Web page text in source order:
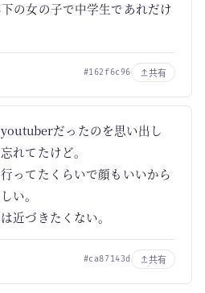
の女の子で中学生であれだけ
#162f6c96 共有
だったのを思い出し
れてたけど。
ってたくらいで顔もいいから
い。
近づきたくない。
#ca87143d 共有